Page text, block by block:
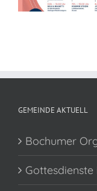
GEMEINDE AKTUELL
Bochumer